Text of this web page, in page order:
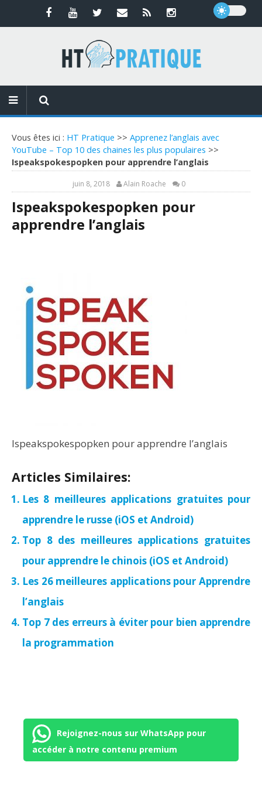
Vous êtes ici : HT Pratique >> Apprenez l’anglais avec
YouTube – Top 10 des chaines les plus populaires >>
Ispeakspokespopken pour apprendre l’anglais
juin 8, 2018 Alain Roache 0
Ispeakspokespopken pour
apprendre l’anglais
Ispeakspokespopken pour apprendre l’anglais
Articles Similaires:
Les 8 meilleures applications gratuites pour
apprendre le russe (iOS et Android)
Top 8 des meilleures applications gratuites
pour apprendre le chinois (iOS et Android)
Les 26 meilleures applications pour Apprendre
l’anglais
Top 7 des erreurs à éviter pour bien apprendre
la programmation
Rejoignez-nous sur WhatsApp pour
accéder à notre contenu premium